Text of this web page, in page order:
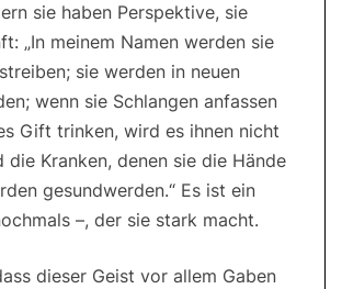
sie haben Perspektive, sie
„In meinem Namen werden sie
sie werden in neuen
wenn sie Schlangen anfassen
Gift trinken, wird es ihnen nicht
die Kranken, denen sie die Hände
gesundwerden.“ Es ist ein
–, der sie stark macht.
dieser Geist vor allem Gaben